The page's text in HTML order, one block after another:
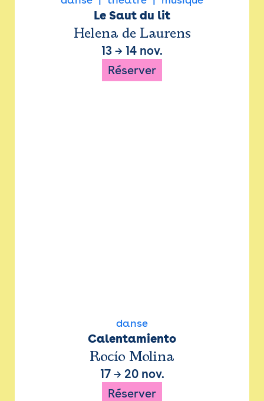
Le Saut du lit
Helena de Laurens
13 → 14 nov.
Réserver
danse
Calentamiento
Rocío Molina
17→ 20 nov.
Réserver